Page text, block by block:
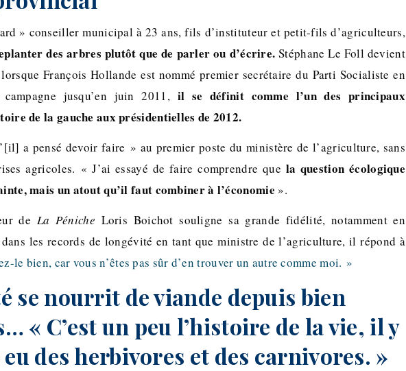
» conseiller municipal à 23 ans, fils d’instituteur et petit-fils d’agriculteurs,
des arbres plutôt que de parler ou d’écrire. Stéphane Le Foll devient
François Hollande est nommé premier secrétaire du Parti Socialiste en
jusqu’en juin 2011, il se définit comme l’un des principaux
de la gauche aux présidentielles de 2012.
a pensé devoir faire » au premier poste du ministère de l’agriculture, sans
agricoles. « J’ai essayé de faire comprendre que la question écologique
mais un atout qu’il faut combiner à l’économie ».
de La Péniche Loris Boichot souligne sa grande fidélité, notamment en
les records de longévité en tant que ministre de l’agriculture, il répond à
le bien, car vous n’êtes pas sûr d’en trouver un autre comme moi. »
se nourrit de viande depuis bien
« C’est un peu l’histoire de la vie, il y
des herbivores et des carnivores. »